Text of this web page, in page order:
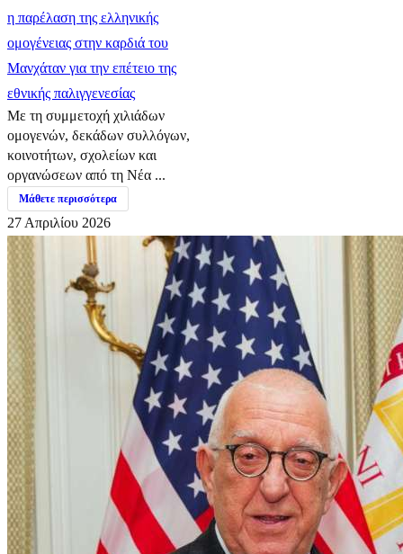
η παρέλαση της ελληνικής
ομογένειας στην καρδιά του
Μανχάταν για την επέτειο της
εθνικής παλιγγενεσίας
Με τη συμμετοχή χιλιάδων
ομογενών, δεκάδων συλλόγων,
κοινοτήτων, σχολείων και
οργανώσεων από τη Νέα ...
Μάθετε περισσότερα
27 Απριλίου 2026